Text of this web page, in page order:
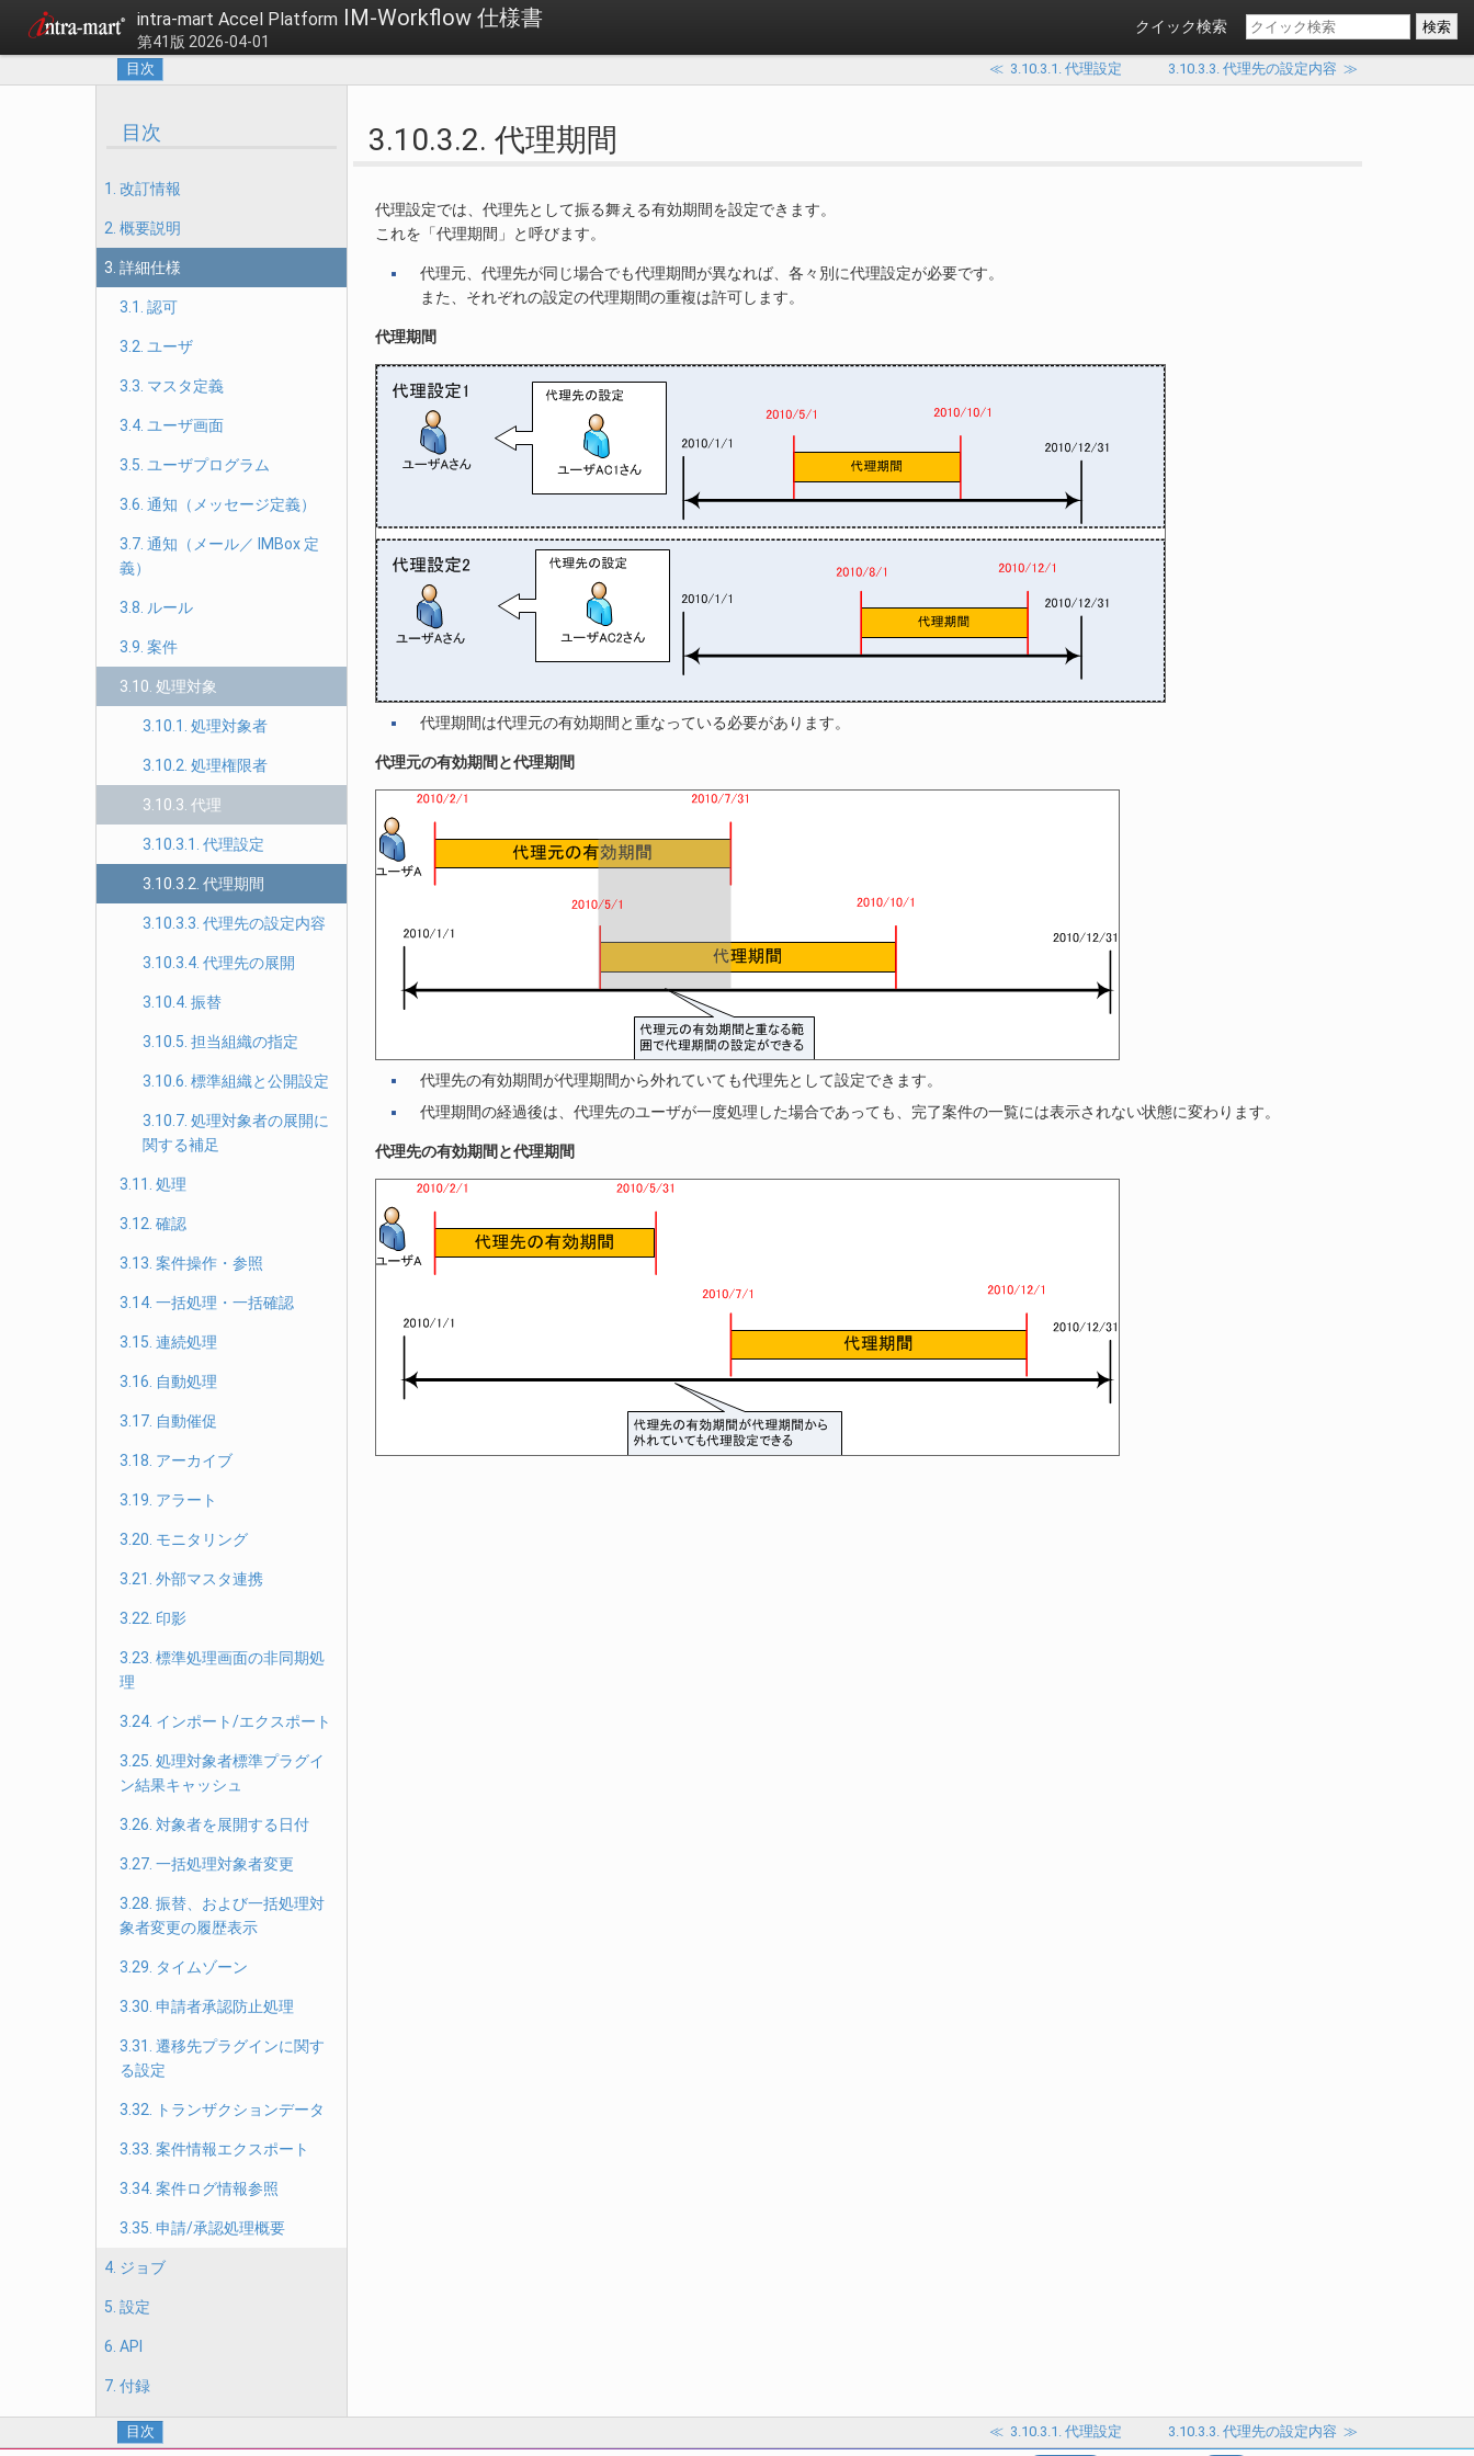
intra-mart Accel Platform IM-Workflow 仕様書
第41版 2026-04-01
クイック検索
目次 ≪ 3.10.3.1. 代理設定 3.10.3.3. 代理先の設定内容 ≫
目次
1. 改訂情報
2. 概要説明
3. 詳細仕様
3.1. 認可
3.2. ユーザ
3.3. マスタ定義
3.4. ユーザ画面
3.5. ユーザプログラム
3.6. 通知（メッセージ定義）
3.7. 通知（メール／ IMBox 定
義）
3.8. ルール
3.9. 案件
3.10. 処理対象
3.10.1. 処理対象者
3.10.2. 処理権限者
3.10.3. 代理
3.10.3.1. 代理設定
3.10.3.2. 代理期間
3.10.3.3. 代理先の設定内容
3.10.3.4. 代理先の展開
3.10.4. 振替
3.10.5. 担当組織の指定
3.10.6. 標準組織と公開設定
3.10.7. 処理対象者の展開に
関する補足
3.11. 処理
3.12. 確認
3.13. 案件操作・参照
3.14. 一括処理・一括確認
3.15. 連続処理
3.16. 自動処理
3.17. 自動催促
3.18. アーカイブ
3.19. アラート
3.20. モニタリング
3.21. 外部マスタ連携
3.22. 印影
3.23. 標準処理画面の非同期処
理
3.24. インポート/エクスポート
3.25. 処理対象者標準プラグイ
ン結果キャッシュ
3.26. 対象者を展開する日付
3.27. 一括処理対象者変更
3.28. 振替、および一括処理対
象者変更の履歴表示
3.29. タイムゾーン
3.30. 申請者承認防止処理
3.31. 遷移先プラグインに関す
る設定
3.32. トランザクションデータ
3.33. 案件情報エクスポート
3.34. 案件ログ情報参照
3.35. 申請/承認処理概要
4. ジョブ
5. 設定
6. API
7. 付録
3.10.3.2. 代理期間
代理設定では、代理先として振る舞える有効期間を設定できます。
これを「代理期間」と呼びます。
代理元、代理先が同じ場合でも代理期間が異なれば、各々別に代理設定が必要です。
また、それぞれの設定の代理期間の重複は許可します。
代理期間
代理期間は代理元の有効期間と重なっている必要があります。
代理元の有効期間と代理期間
代理先の有効期間が代理期間から外れていても代理先として設定できます。
代理期間の経過後は、代理先のユーザが一度処理した場合であっても、完了案件の一覧には表示されない状態に変わります。
代理先の有効期間と代理期間
目次 ≪ 3.10.3.1. 代理設定 3.10.3.3. 代理先の設定内容 ≫